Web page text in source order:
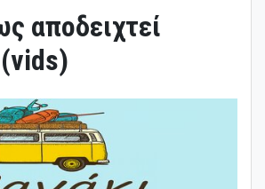
αποδειχτεί
(vids)